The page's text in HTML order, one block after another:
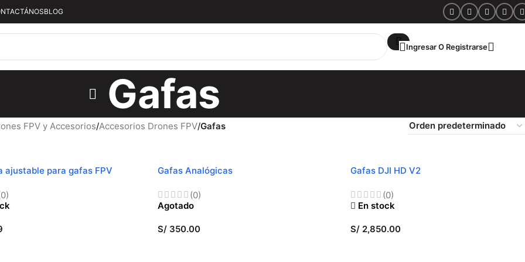
BLOG
Ingresar O Registrarse
Gafas
FPV y Accesorios/Accesorios Drones FPV/Gafas
ajustable para gafas FPV Gafas Analógicas
(0)
Agotado
S/ 350.00
Gafas DJI HD V2
(0)
En stock
S/2,850.00